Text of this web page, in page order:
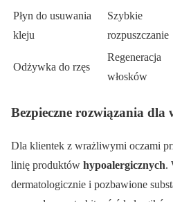
Płyn do usuwania
kleju
Szybkie
rozpuszczanie
Odżywka do rzęs
Regeneracja
włosków
Bezpieczne rozwiązania dla
Dla klientek z wrażliwymi oczami
linię produktów hypoalergicznych.
dermatologicznie i pozbawione